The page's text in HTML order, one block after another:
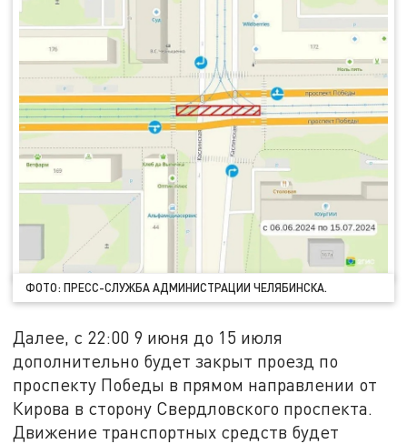
ФОТО: ПРЕСС-СЛУЖБА АДМИНИСТРАЦИИ ЧЕЛЯБИНСКА.
Далее, с 22:00 9 июня до 15 июля
дополнительно будет закрыт проезд по
проспекту Победы в прямом направлении от
Кирова в сторону Свердловского проспекта.
Движение транспортных средств будет